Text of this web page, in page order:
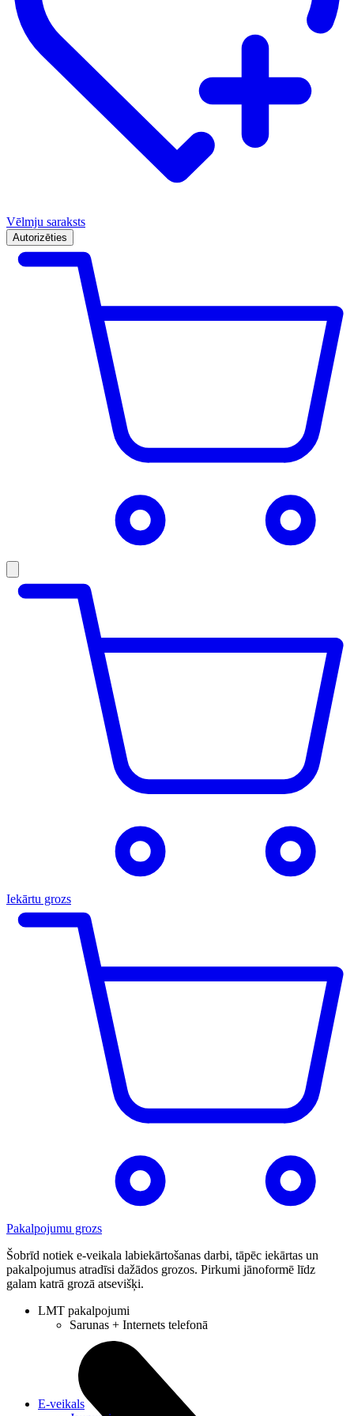
Vēlmju saraksts
Autorizēties
Iekārtu grozs
Pakalpojumu grozs
Šobrīd notiek e-veikala labiekārtošanas darbi, tāpēc iekārtas un
pakalpojumus atradīsi dažādos grozos. Pirkumi jānoformē līdz
galam katrā grozā atsevišķi.
LMT pakalpojumi
Sarunas + Internets telefonā
E-veikals